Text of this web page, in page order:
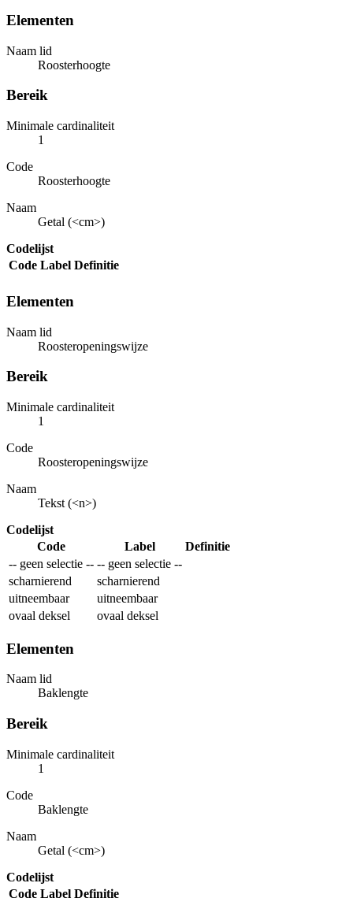
Elementen
Naam lid
Roosterhoogte
Bereik
Minimale cardinaliteit
1
Code
Roosterhoogte
Naam
Getal (<cm>)
Codelijst
Code Label Definitie
Elementen
Naam lid
Roosteropeningswijze
Bereik
Minimale cardinaliteit
1
Code
Roosteropeningswijze
Naam
Tekst (<n>)
Codelijst
Code
Label
Definitie
-- geen selectie -- -- geen selectie --
scharnierend
scharnierend
uitneembaar
uitneembaar
ovaal deksel
ovaal deksel
Elementen
Naam lid
Baklengte
Bereik
Minimale cardinaliteit
1
Code
Baklengte
Naam
Getal (<cm>)
Codelijst
Code Label Definitie